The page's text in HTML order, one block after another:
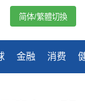
金融 消费
简体/繁體切換